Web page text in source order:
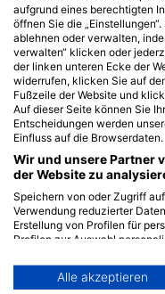
J F M A M J J A S O N D
Tauchplätze in der
aufgrund eines berechtigten
öffnen Sie die
ablehnen oder verwalten,
verwalten“ klicken oder
der linken unteren Ecke der
widerrufen, klicken Sie auf
Fußzeile der Website und
Auf dieser Seite können Sie
Entscheidungen werden
Einfluss auf die Browserdaten.
Wir und unsere Partner
der Website zu
Speichern von oder Zugriff
Verwendung reduzierter
Erstellung von Profilen für
Profilen zur Auswahl
personalisierter Inhalte.
Performance von Inhalten.
Alle akzeptieren